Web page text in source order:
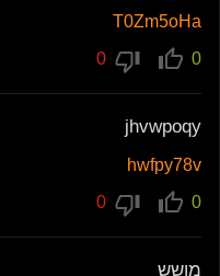
T0Zm5oHa
0
jhvwpoqy
hwfpy78v
0
מושש